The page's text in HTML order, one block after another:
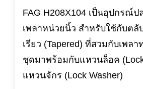
FAG H208X104 เป็นอุปกรณ์
เพลาหน่วยนิ้ว สำหรับใช้กับต
เรียว (Tapered) ที่สวมกับเพล
ชุดมาพร้อมกับแหวนล็อค
แหวนจักร (Lock Washer)